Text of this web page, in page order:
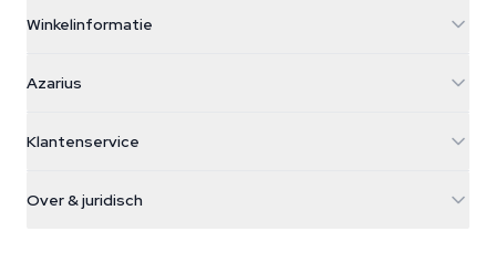
Winkelinformatie
Galvaniweg 11
Nederland
+31(0)204897914
Azarius
Smokeshop
Klantenservice
Retourbeleid
Over & juridisch